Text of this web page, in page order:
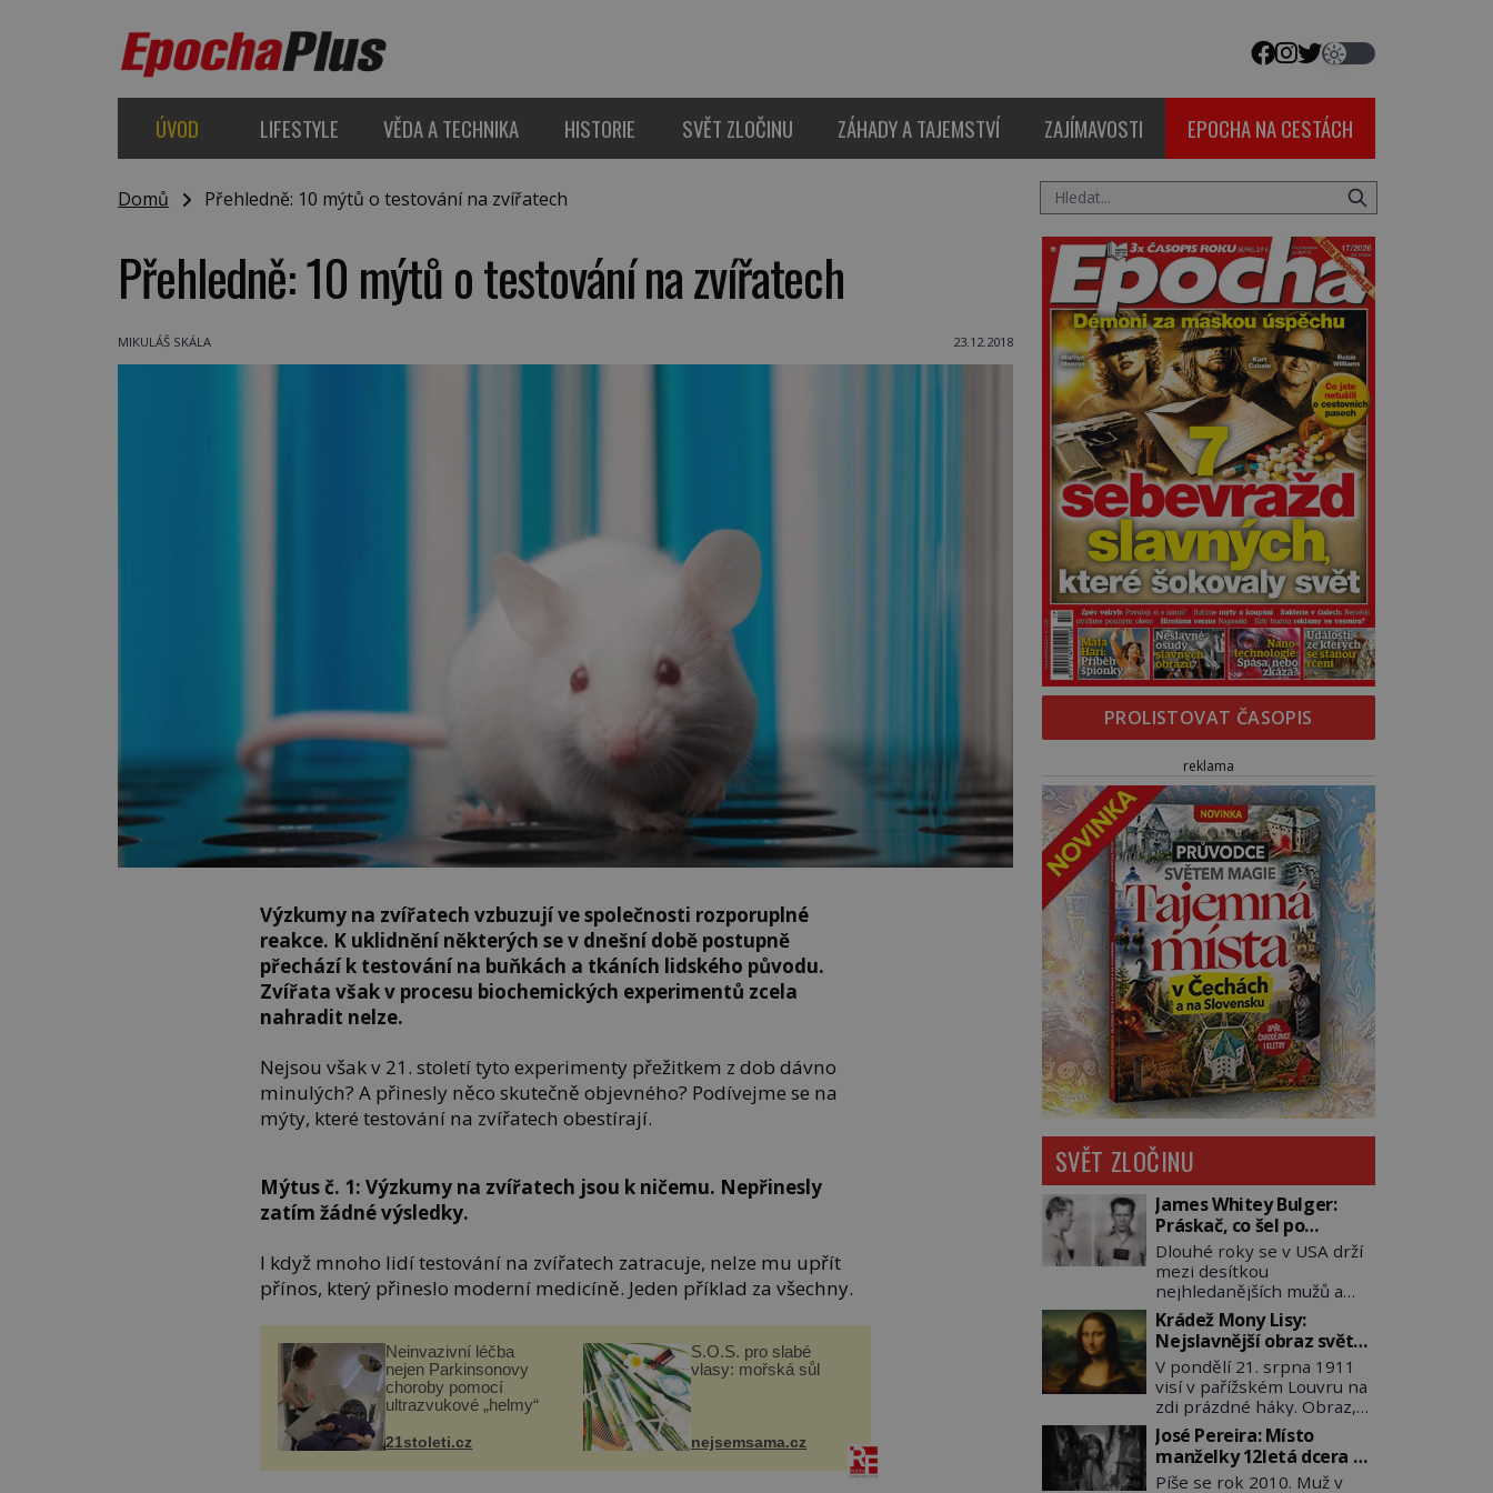
ÚVOD LIFESTYLE VĚDA A TECHNIKA HISTORIE SVĚT ZLOČINU ZÁHADY A TAJEMSTVÍ ZAJÍMAVOSTI EPOCHA NA CESTÁCH
Domů Přehledně: 10 mýtů o testování na zvířatech
Přehledně: 10 mýtů o testování na zvířatech
MIKULÁŠ SKÁLA 23.12.2018
Výzkumy na zvířatech vzbuzují ve společnosti rozporuplné
reakce. K uklidnění některých se v dnešní době postupně
přechází k testování na buňkách a tkáních lidského původu.
Zvířata však v procesu biochemických experimentů zcela
nahradit nelze.
Nejsou však v 21. století tyto experimenty přežitkem z dob dávno
minulých? A přinesly něco skutečně objevného? Podívejme se na
mýty, které testování na zvířatech obestírají.
Mýtus č. 1: Výzkumy na zvířatech jsou k ničemu. Nepřinesly
zatím žádné výsledky.
I když mnoho lidí testování na zvířatech zatracuje, nelze mu upřít
přínos, který přineslo moderní medicíně. Jeden příklad za všechny.
Neinvazivní léčba
nejen Parkinsonovy
choroby pomocí
ultrazvukové „helmy“
21stoleti.cz
S.O.S. pro slabé
vlasy: mořská sůl
nejsemsama.cz
PROLISTOVAT ČASOPIS
reklama
SVĚT ZLOČINU
James Whitey Bulger:
Práskač, co šel po
práskačích
Dlouhé roky se v USA drží
mezi desítkou
nejhledanějších mužů a
dopracuje to až na číslo
dvě – hned po Usámovi bin
Ládinovi (1957–2011). To je
James „Whitey“ Bulger
(1929–2018) viněný ze
spoluúčasti na 19
vraždách, vydírání a lichvy.
A samozřejmě, krom toho
je ještě drogový dealer,
Krádež Mony Lisy:
Nejslavnější obraz světa
zůstane dva roky
nezvěstný
V pondělí 21. srpna 1911
visí v pařížském Louvru na
zdi prázdné háky. Obraz,
který dnes zná celý svět, je
pryč. Zpočátku si nikdo
nemyslí, že jde o krádež.
Zaměstnanci jsou
José Pereira: Místo
manželky 12letá dcera –
a sousedi o všem vědí!
Píše se rok 2010. Muž v